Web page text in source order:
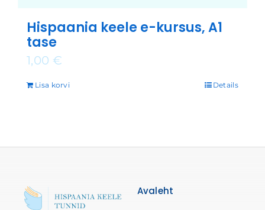
Hispaania keele e-kursus, A1
tase
1,00 €
Lisa korvi Details
Avaleht